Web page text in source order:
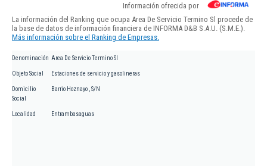
Información ofrecida por
La información del Ranking que ocupa Area De Servicio Termino Sl procede de
la base de datos de información financiera de INFORMA D&B S.A.U. (S.M.E.).
Más información sobre el Ranking de Empresas.
Denominación Area De Servicio Termino Sl
Objeto Social Estaciones de servicio y gasolineras
Domicilio
Social
Barrio Hoznayo , S/N
Localidad Entrambasaguas